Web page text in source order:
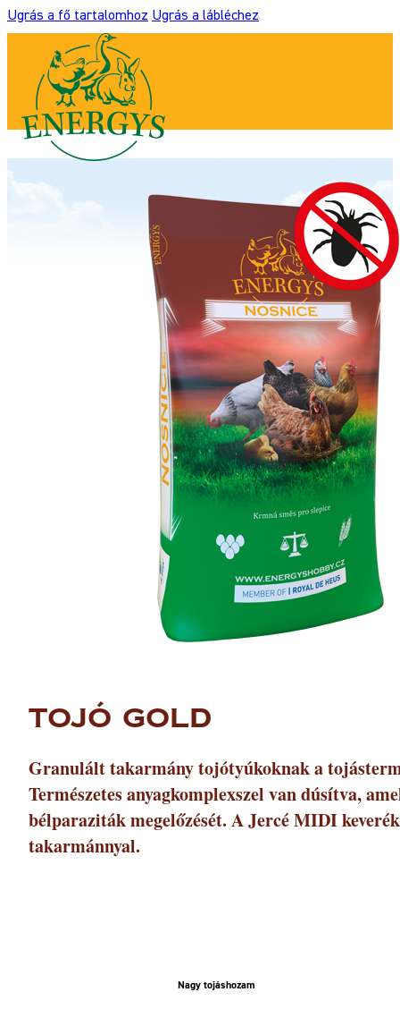
Ugrás a fő tartalomhoz Ugrás a lábléchez
TOJÓ GOLD
Granulált takarmány tojótyúkoknak a
Természetes anyagkomplexszel van dúsítva,
bélparaziták megelőzését. A Jercé MIDI
takarmánnyal.
Nagy tojáshozam